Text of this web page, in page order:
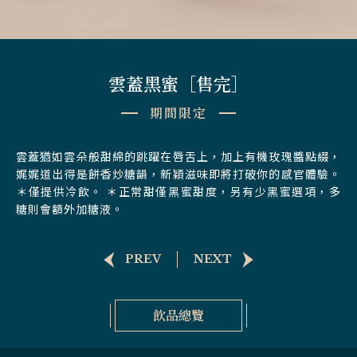
雲蓋黑蜜［售完］
期間限定
雲蓋猶如雲朵般甜綿的跳躍在唇舌上，加上有機玫瑰醬點綴，
娓娓道出得是餅香炒糖韻，新穎滋味即將打破你的感官體驗。
＊僅提供冷飲。 ＊正常甜僅黑蜜甜度，另有少黑蜜選項，多
糖則會額外加糖液。
PREV NEXT
飲品總覽